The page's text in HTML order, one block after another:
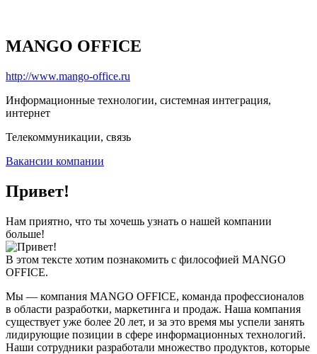
MANGO OFFICE
http://www.mango-office.ru
Информационные технологии, системная интеграция,
интернет
Телекоммуникации, связь
Вакансии компании
Привет!
Нам приятно, что ты хочешь узнать о нашей компании
больше!
В этом тексте хотим познакомить с философией MANGO
OFFICE.
Мы — компания MANGO OFFICE, команда профессионалов
в области разработки, маркетинга и продаж. Наша компания
существует уже более 20 лет, и за это время мы успели занять
лидирующие позиции в сфере информационных технологий.
Наши сотрудники разработали множество продуктов, которые